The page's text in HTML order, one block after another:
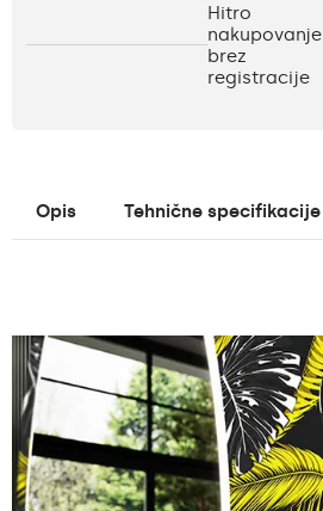
Hitro
nakupovanje
brez
registracije
Opis Tehnične specifikacije